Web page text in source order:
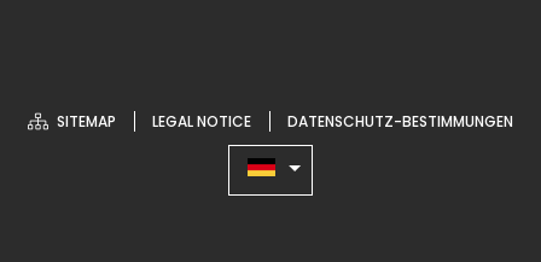
SITEMAP LEGAL NOTICE DATENSCHUTZ-BESTIMMUNGEN